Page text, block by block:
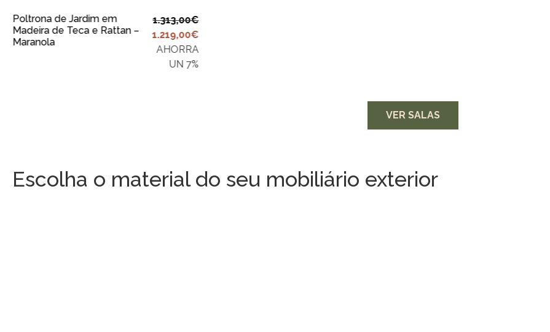
Poltrona de Jardim em
Madeira de Teca e Rattan –
Maranola
1.313,00€
1.219,00€
AHORRA
UN 7%
VER SALAS
Escolha o material do seu mobiliário exterior